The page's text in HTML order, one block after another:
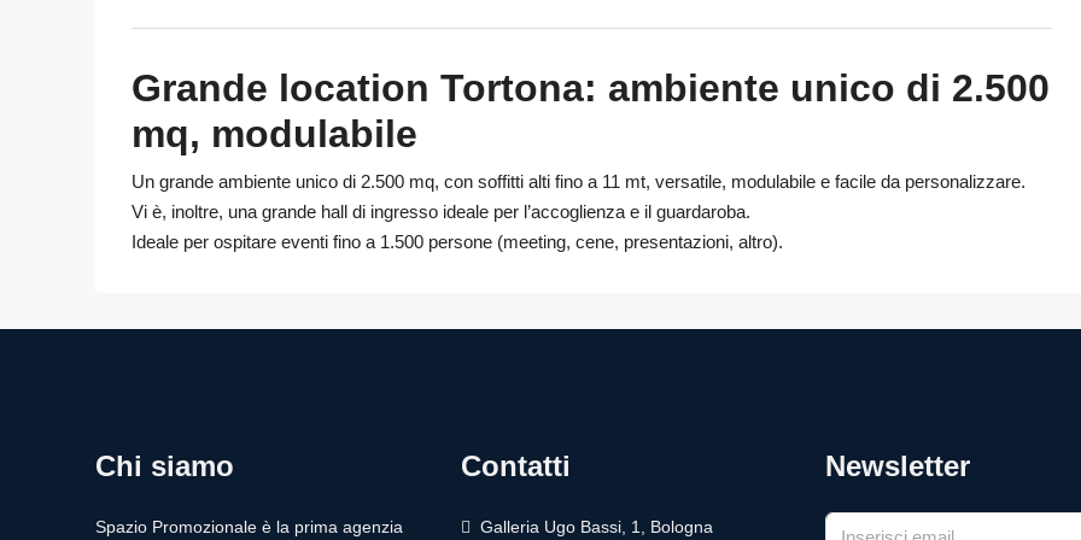
Grande location Tortona: ambiente unico di 2.500
mq, modulabile
Un grande ambiente unico di 2.500 mq, con soffitti alti fino a 11 mt, versatile, modulabile e facile da personalizzare.
Vi è, inoltre, una grande hall di ingresso ideale per l’accoglienza e il guardaroba.
Ideale per ospitare eventi fino a 1.500 persone (meeting, cene, presentazioni, altro).
Chi siamo
Spazio Promozionale è la prima agenzia
Contatti
Galleria Ugo Bassi, 1, Bologna
Newsletter